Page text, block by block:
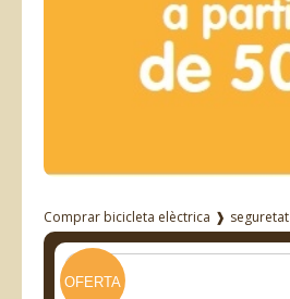
Comprar bicicleta elèctrica ❱ seguretat
OFERTA